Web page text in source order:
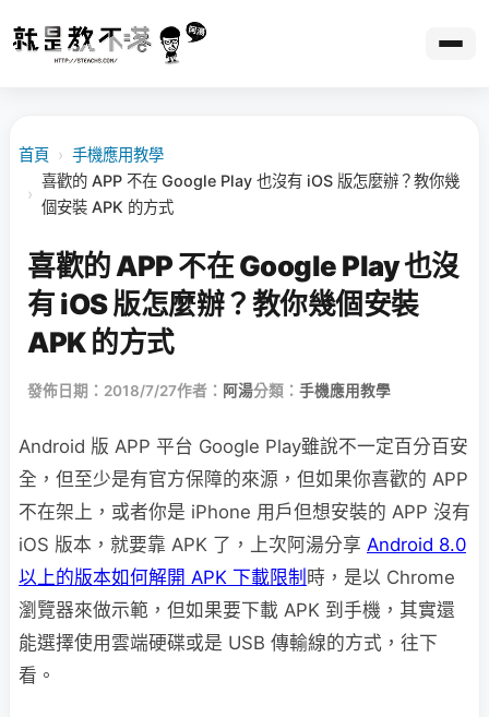
首頁 › 手機應用教學
›
喜歡的 APP 不在 Google Play 也沒有 iOS 版怎麼辦？教你幾
個安裝 APK 的方式
喜歡的 APP 不在 Google Play 也沒
有 iOS 版怎麼辦？教你幾個安裝
APK 的方式
發佈日期：2018/7/27作者： 阿湯分類： 手機應用教學
Android 版 APP 平台 Google Play雖說不一定百分百安
全，但至少是有官方保障的來源，但如果你喜歡的 APP
不在架上，或者你是 iPhone 用戶但想安裝的 APP 沒有
iOS 版本，就要靠 APK 了，上次阿湯分享 Android 8.0
以上的版本如何解開 APK 下載限制 時，是以 Chrome
瀏覽器來做示範，但如果要下載 APK 到手機，其實還
能選擇使用雲端硬碟或是 USB 傳輸線的方式，往下
看。